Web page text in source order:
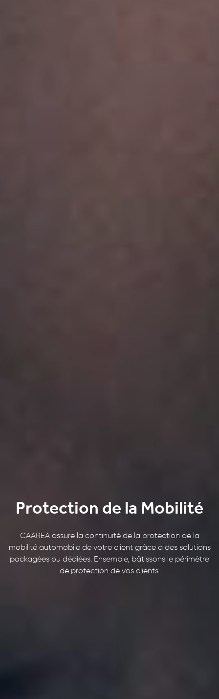
Protection de la Mobilité
CAAREA assure la continuité de la protection de la
mobilité automobile de votre client grâce à des solutions
packagées ou dédiées. Ensemble, bâtissons le périmètre
de protection de vos clients.